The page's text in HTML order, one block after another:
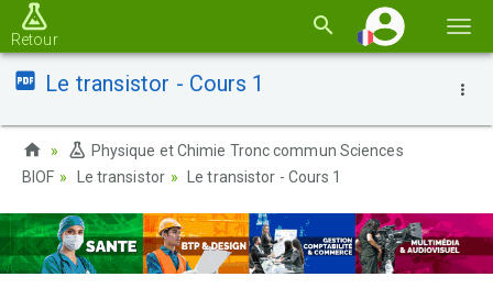
la
Retour
Le transistor - Cours 1
Physique et Chimie Tronc commun Sciences
BIOF
Le transistor Le transistor - Cours 1